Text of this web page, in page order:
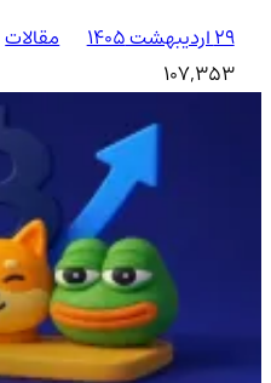
۲۹ اردیبهشت ۱۴۰۵
مقالات
107,353